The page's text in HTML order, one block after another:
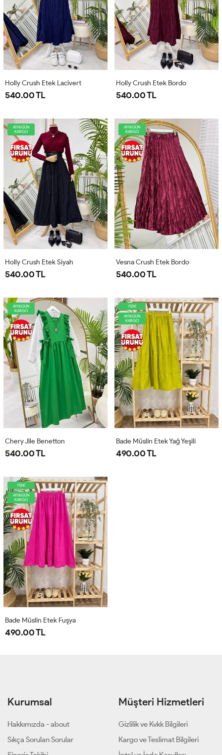
Holly Crush Etek Lacivert
540.00 TL
Holly Crush Etek Bordo
540.00 TL
AYNIGÜN
KARGO
Holly Crush Etek Siyah
540.00 TL
AYNIGÜN
KARGO
Vesna Crush Etek Bordo
540.00 TL
AYNIGÜN
KARGO
Chery Jile Benetton
540.00 TL
YENİ
AYNIGÜN
KARGO
Bade Müslin Etek Yağ Yeşili
490.00 TL
YENİ
AYNIGÜN
KARGO
Bade Müslin Etek Fuşya
490.00 TL
Kurumsal
Hakkımızda - about
Sıkça Sorulan Sorular
Müşteri Hizmetleri
Gizlilik ve Kvkk Bilgileri
Kargo ve Teslimat Bilgileri